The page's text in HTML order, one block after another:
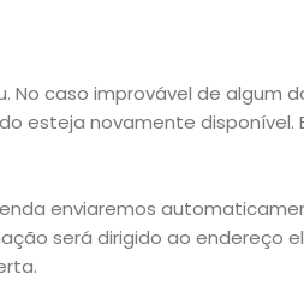
caso improvável de
novamente
enviaremos
será dirigido ao endereço